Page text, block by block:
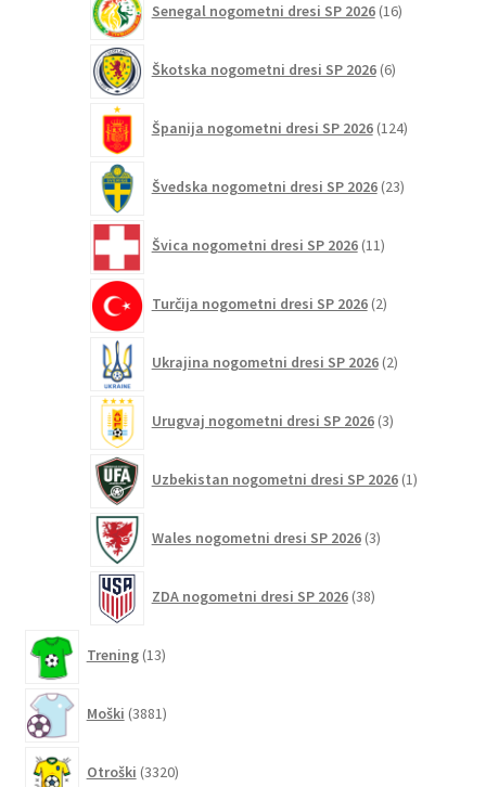
Senegal nogometni dresi SP 2026 16izdelkov
Škotska nogometni dresi SP 2026 6izdelkov
Španija nogometni dresi SP 2026 124izdelkov
Švedska nogometni dresi SP 2026 23izdelkov
Švica nogometni dresi SP 2026 11izdelkov
Turčija nogometni dresi SP 2026 2izdelka
Ukrajina nogometni dresi SP 2026 2izdelka
Urugvaj nogometni dresi SP 2026 3izdelki
Uzbekistan nogometni dresi SP 2026 1izdelek
Wales nogometni dresi SP 2026 3izdelki
ZDA nogometni dresi SP 2026 38izdelkov
Trening 13izdelkov
Moški 3881izdelkov
Otroški 3320izdelkov